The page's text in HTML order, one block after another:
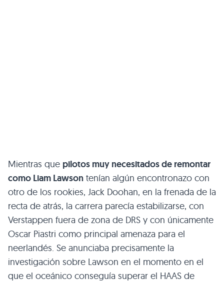
Mientras que pilotos muy necesitados de remontar
como Liam Lawson tenían algún encontronazo con
otro de los rookies, Jack Doohan, en la frenada de la
recta de atrás, la carrera parecía estabilizarse, con
Verstappen fuera de zona de DRS y con únicamente
Oscar Piastri como principal amenaza para el
neerlandés. Se anunciaba precisamente la
investigación sobre Lawson en el momento en el
que el oceánico conseguía superar el HAAS de